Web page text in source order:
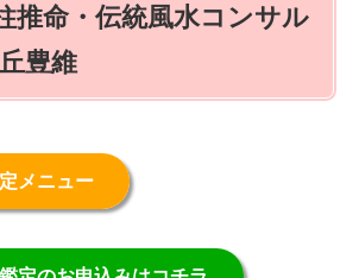
推命・伝統風水コンサル
豊維
メニュー